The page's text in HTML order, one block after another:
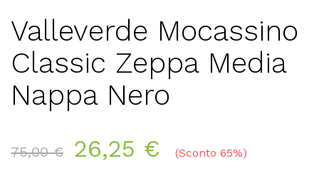
Valleverde Mocassino
Classic Zeppa Media
Nappa Nero
75,00 € 26,25 € Sconto 65%